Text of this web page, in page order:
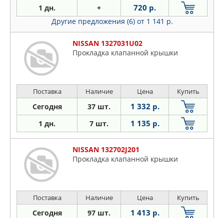
1 дн. + 720 р.
Другие предложения (6) от 1 141 р.
NISSAN 1327031U02
Прокладка клапанной крышки
Поставка Наличие Цена Купить
Сегодня 37 шт. 1 332 р.
1 дн. 7 шт. 1 135 р.
NISSAN 132702J201
Прокладка клапанной крышки
Поставка Наличие Цена Купить
Сегодня 97 шт. 1 413 р.